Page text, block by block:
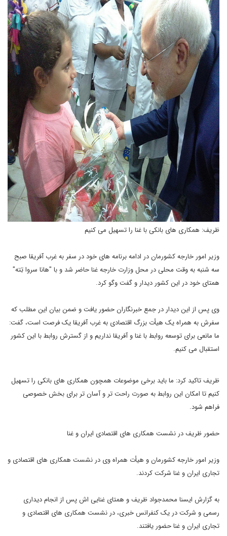
ظریف: همکاری های بانکی با غنا را تسهیل می کنیم
وزیر امور خارجه کشورمان در ادامه برنامه های خود در سفر به غرب آفریقا صبح
سه شنبه به وقت محلی در محل وزارت خارجه غنا حاضر شد و با "هانا سروا تِته"
همتای خود در این کشور دیدار و گفت وگو کرد.
وی پس از این دیدار در جمع خبرنگاران حضور یافت و ضمن بیان این مطلب که
سفرش به همراه یک هیأت بزرگ اقتصادی به غرب آفریقا یک فرصت است، گفت:
ما مانعی برای توسعه روابط با غنا و آفریقا نداریم و از گسترش روابط با این کشور
استقبال می کنیم.
ظریف تاکید کرد: ما باید برخی موضوعات همچون همکاری های بانکی را تسهیل
کنیم تا امکان این روابط به صورت راحت تر و آسان تر برای بخش خصوصی
فراهم شود.
حضور ظریف در نشست همکاری های اقتصادی ایران و غنا
وزیر امور خارجه کشورمان و هیأت همراه وی در نشست همکاری های اقتصادی و
تجاری ایران و غنا شرکت کردند.
به گزارش ایسنا محمدجواد ظریف و همتای غنایی اش پس از انجام دیداری
رسمی و شرکت در یک کنفرانس خبری، در نشست همکاری های اقتصادی و
تجاری ایران و غنا حضور یافتند.